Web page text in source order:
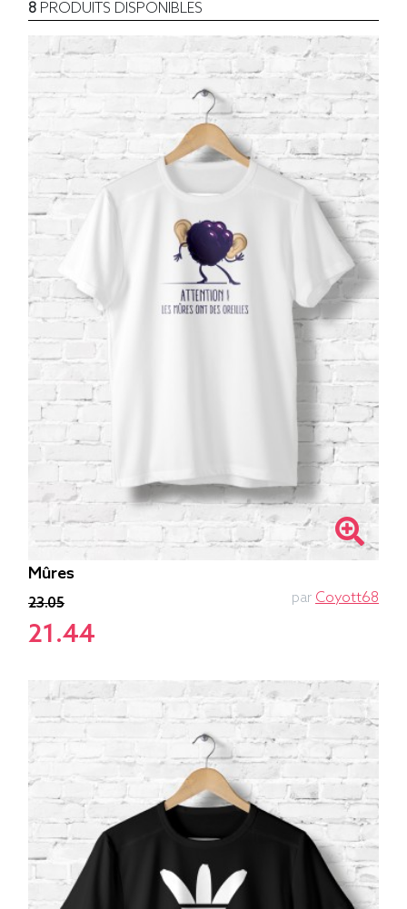
8 PRODUITS DISPONIBLES
Mûres
23.05
21.44
par Coyott68